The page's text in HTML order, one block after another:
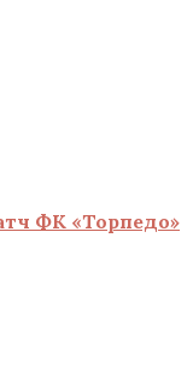
ФК «Торпедо»